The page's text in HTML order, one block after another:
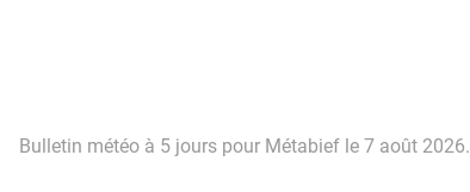
Bulletin météo à 5 jours pour Métabief le 7 août 2026.